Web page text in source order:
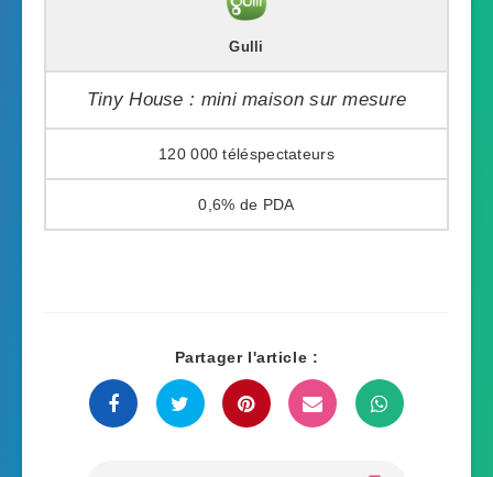
Gulli
Tiny House : mini maison sur mesure
120 000
0,6%
Partager l'article :